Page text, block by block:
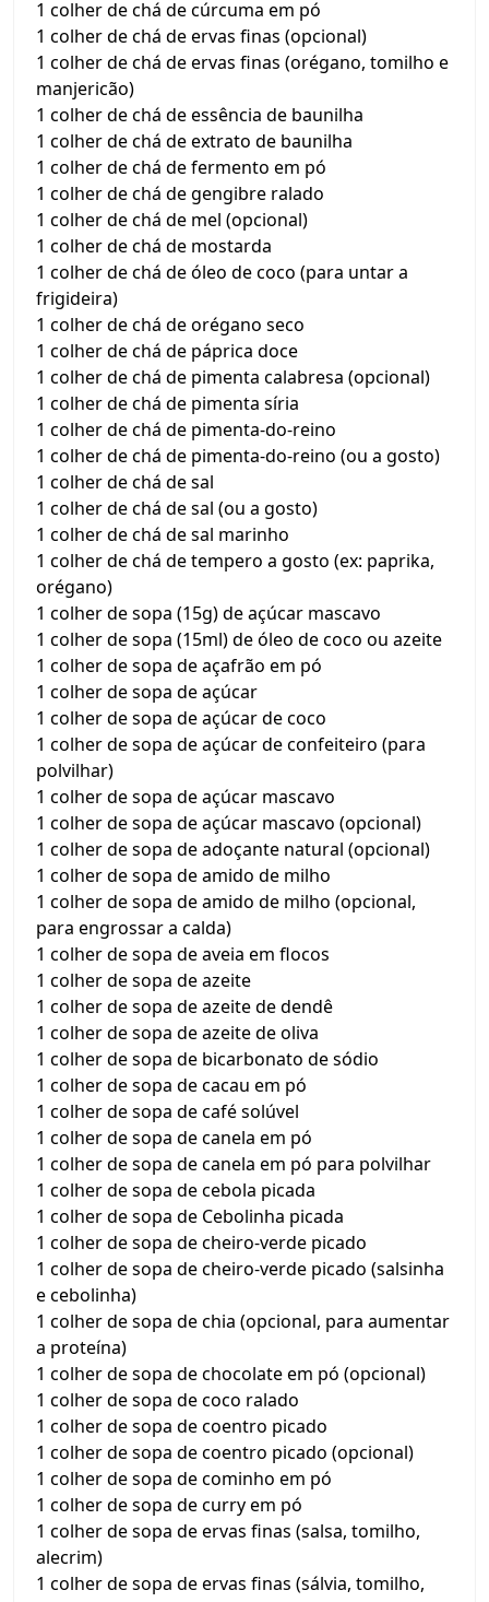
1 colher de chá de cúrcuma em pó
1 colher de chá de ervas finas (opcional)
1 colher de chá de ervas finas (orégano, tomilho e
manjericão)
1 colher de chá de essência de baunilha
1 colher de chá de extrato de baunilha
1 colher de chá de fermento em pó
1 colher de chá de gengibre ralado
1 colher de chá de mel (opcional)
1 colher de chá de mostarda
1 colher de chá de óleo de coco (para untar a
frigideira)
1 colher de chá de orégano seco
1 colher de chá de páprica doce
1 colher de chá de pimenta calabresa (opcional)
1 colher de chá de pimenta síria
1 colher de chá de pimenta-do-reino
1 colher de chá de pimenta-do-reino (ou a gosto)
1 colher de chá de sal
1 colher de chá de sal (ou a gosto)
1 colher de chá de sal marinho
1 colher de chá de tempero a gosto (ex: paprika,
orégano)
1 colher de sopa (15g) de açúcar mascavo
1 colher de sopa (15ml) de óleo de coco ou azeite
1 colher de sopa de açafrão em pó
1 colher de sopa de açúcar
1 colher de sopa de açúcar de coco
1 colher de sopa de açúcar de confeiteiro (para
polvilhar)
1 colher de sopa de açúcar mascavo
1 colher de sopa de açúcar mascavo (opcional)
1 colher de sopa de adoçante natural (opcional)
1 colher de sopa de amido de milho
1 colher de sopa de amido de milho (opcional,
para engrossar a calda)
1 colher de sopa de aveia em flocos
1 colher de sopa de azeite
1 colher de sopa de azeite de dendê
1 colher de sopa de azeite de oliva
1 colher de sopa de bicarbonato de sódio
1 colher de sopa de cacau em pó
1 colher de sopa de café solúvel
1 colher de sopa de canela em pó
1 colher de sopa de canela em pó para polvilhar
1 colher de sopa de cebola picada
1 colher de sopa de Cebolinha picada
1 colher de sopa de cheiro-verde picado
1 colher de sopa de cheiro-verde picado (salsinha
e cebolinha)
1 colher de sopa de chia (opcional, para aumentar
a proteína)
1 colher de sopa de chocolate em pó (opcional)
1 colher de sopa de coco ralado
1 colher de sopa de coentro picado
1 colher de sopa de coentro picado (opcional)
1 colher de sopa de cominho em pó
1 colher de sopa de curry em pó
1 colher de sopa de ervas finas (salsa, tomilho,
alecrim)
1 colher de sopa de ervas finas (sálvia, tomilho,